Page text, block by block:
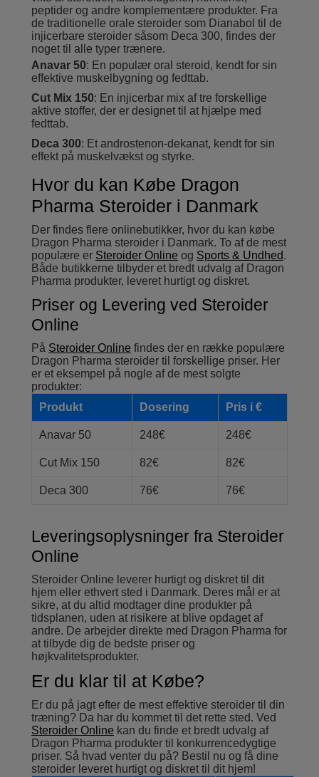
peptider og andre komplementære produkter. Fra
de traditionelle orale steroider som Dianabol til de
injicerbare steroider såsom Deca 300, findes der
noget til alle typer trænere.
Anavar 50: En populær oral steroid, kendt for sin
effektive muskelbygning og fedttab.
Cut Mix 150: En injicerbar mix af tre forskellige
aktive stoffer, der er designet til at hjælpe med
fedttab.
Deca 300: Et androstenon-dekanat, kendt for sin
effekt på muskelvækst og styrke.
Hvor du kan Købe Dragon
Pharma Steroider i Danmark
Der findes flere onlinebutikker, hvor du kan købe
Dragon Pharma steroider i Danmark. To af de mest
populære er Steroider Online og Sports & Undhed.
Både butikkerne tilbyder et bredt udvalg af Dragon
Pharma produkter, leveret hurtigt og diskret.
Priser og Levering ved Steroider
Online
På Steroider Online findes der en række populære
Dragon Pharma steroider til forskellige priser. Her
er et eksempel på nogle af de mest solgte
produkter:
Produkt
Dosering Pris i €
Anavar 50 248€ 248€
Cut Mix 150 82€ 82€
Deca 300 76€ 76€
Leveringsoplysninger fra Steroider
Online
Steroider Online leverer hurtigt og diskret til dit
hjem eller ethvert sted i Danmark. Deres mål er at
sikre, at du altid modtager dine produkter på
tidsplanen, uden at risikere at blive opdaget af
andre. De arbejder direkte med Dragon Pharma for
at tilbyde dig de bedste priser og
højkvalitetsprodukter.
Er du klar til at Købe?
Er du på jagt efter de mest effektive steroider til din
træning? Da har du kommet til det rette sted. Ved
Steroider Online kan du finde et bredt udvalg af
Dragon Pharma produkter til konkurrencedygtige
priser. Så hvad venter du på? Bestil nu og få dine
steroider leveret hurtigt og diskret til dit hjem!